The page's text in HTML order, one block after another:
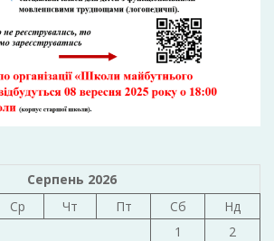
Серпень 2026
Ср Чт Пт Сб
Нд
1
2